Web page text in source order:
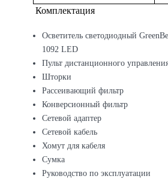
Комплектация
Осветитель светодиодный
1092 LED
Пульт дистанционного
Шторки
Рассеивающий фильтр
Конверсионный фильтр
Сетевой адаптер
Сетевой кабель
Хомут для кабеля
Сумка
Руководство по эксплуатации